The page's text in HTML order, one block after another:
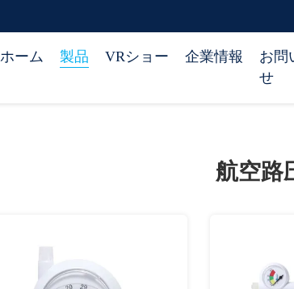
ホーム 製品 VRショー 企業情報
お問
せ
航空路